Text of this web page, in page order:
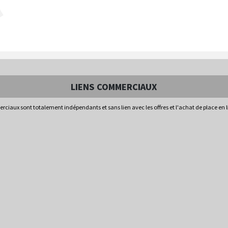
LIENS COMMERCIAUX
sont totalement indépendants et sans lien avec les offres et l'achat de place en